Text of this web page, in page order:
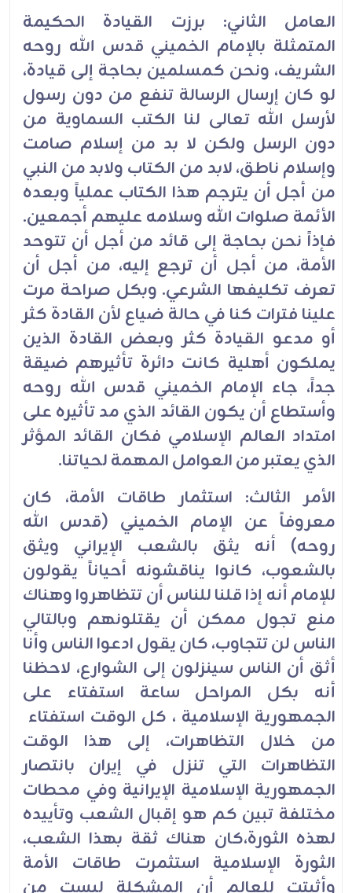
العامل الثاني: برزت القيادة الحكيمة
المتمثلة بالإمام الخميني قدس الله روحه
الشريف، ونحن كمسلمين بحاجة إلى قيادة،
لو كان إرسال الرسالة تنفع من دون رسول
لأرسل الله تعالى لنا الكتب السماوية من
دون الرسل ولكن لا بد من إسلام صامت
وإسلام ناطق، لابد من الكتاب ولابد من النبي
من أجل أن يترجم هذا الكتاب عملياً وبعده
الأئمة صلوات الله وسلامه عليهم أجمعين.
فإذاً نحن بحاجة إلى قائد من أجل أن تتوحد
الأمة، من أجل أن ترجع إليه، من أجل أن
تعرف تكليفها الشرعي. وبكل صراحة مرت
علينا فترات كنا في حالة ضياع لأن القادة كثر
أو مدعو القيادة كثر وبعض القادة الذين
يملكون أهلية كانت دائرة تأثيرهم ضيقة
جداً، جاء الإمام الخميني قدس الله روحه
وأستطاع أن يكون القائد الذي مد تأثيره على
امتداد العالم الإسلامي فكان القائد المؤثر
الذي يعتبر من العوامل المهمة لحياتنا.
الأمر الثالث: استثمار طاقات الأمة، كان
معروفاً عن الإمام الخميني (قدس الله
روحه) أنه يثق بالشعب الإيراني ويثق
بالشعوب، كانوا يناقشونه أحياناً يقولون
للإمام أنه إذا قلنا للناس أن تتظاهروا وهناك
منع تجول ممكن أن يقتلونهم وبالتالي
الناس لن تتجاوب، كان يقول ادعوا الناس وأنا
أثق أن الناس سينزلون إلى الشوارع، لاحظنا
أنه بكل المراحل ساعة استفتاء على
الجمهورية الإسلامية ، كل الوقت استفتاء
من خلال التظاهرات، إلى هذا الوقت
التظاهرات التي تنزل في إيران بانتصار
الجمهورية الإسلامية الإيرانية وفي محطات
مختلفة تبين كم هو إقبال الشعب وتأييده
لهذه الثورة،كان هناك ثقة بهذا الشعب،
الثورة الإسلامية استثمرت طاقات الأمة